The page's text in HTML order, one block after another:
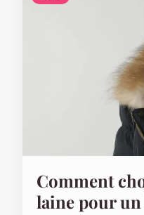
Comment
laine pour